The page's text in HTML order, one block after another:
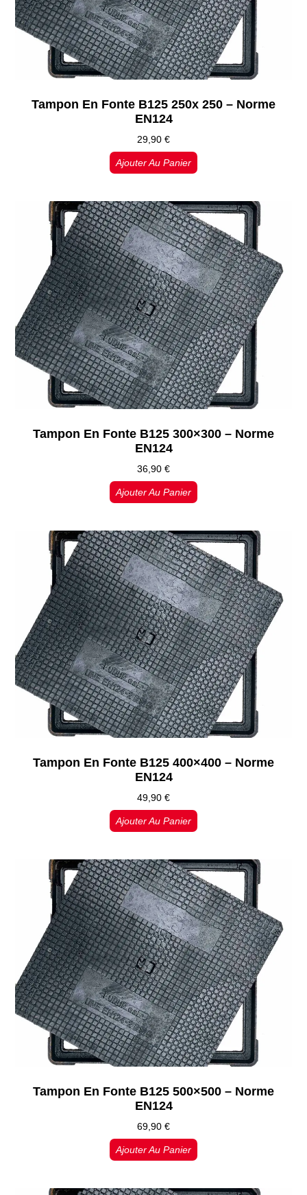
Tampon En Fonte B125 250x 250 – Norme
EN124
29,90 €
Ajouter Au Panier
Tampon En Fonte B125 300×300 – Norme
EN124
36,90 €
Ajouter Au Panier
Tampon En Fonte B125 400×400 – Norme
EN124
49,90 €
Ajouter Au Panier
Tampon En Fonte B125 500×500 – Norme
EN124
69,90 €
Ajouter Au Panier